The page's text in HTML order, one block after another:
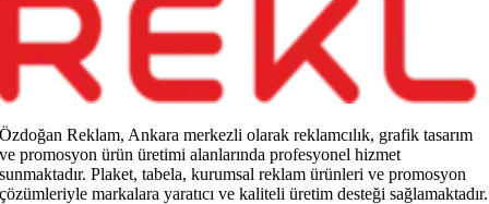
Özdoğan Reklam, Ankara merkezli olarak reklamcılık, grafik tasarım
ve promosyon ürün üretimi alanlarında profesyonel hizmet
sunmaktadır. Plaket, tabela, kurumsal reklam ürünleri ve promosyon
çözümleriyle markalara yaratıcı ve kaliteli üretim desteği sağlamaktadır.